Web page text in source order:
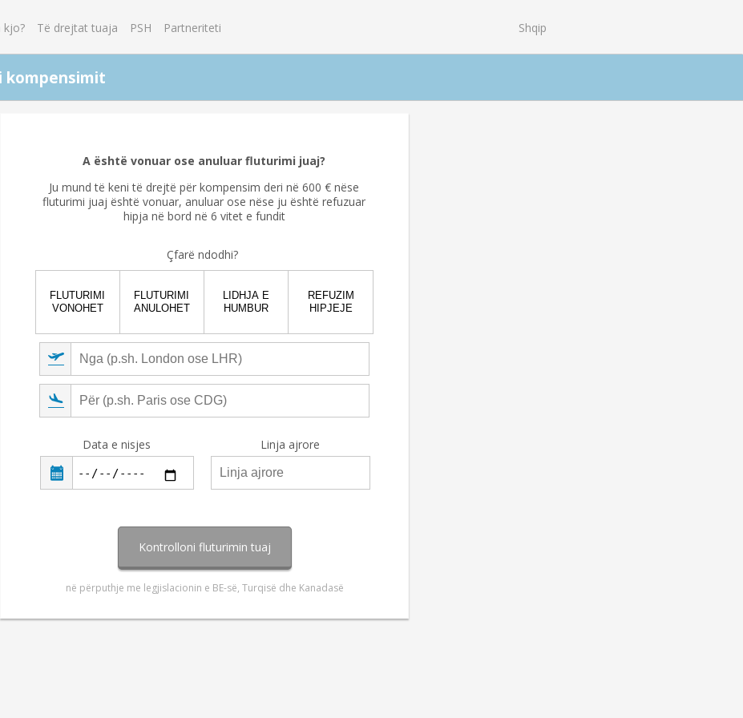
kjo? Të drejtat tuaja PSH Partneriteti Shqip
kompensimit
koronavirusit?
Po Jo
A është vonuar ose anuluar fluturimi juaj?
Ju mund të keni të drejtë për kompensim deri në 600 € nëse
fluturimi juaj është vonuar, anuluar ose nëse ju është refuzuar
hipja në bord në 6 vitet e fundit
Çfarë ndodhi?
FLUTURIMI
VONOHET
FLUTURIMI
ANULOHET
LIDHJA E
HUMBUR
REFUZIM
HIPJEJE
Data e nisjes Linja ajrore
Kontrolloni fluturimin tuaj
në përputhje me legjislacionin e BE-së, Turqisë dhe Kanadasë